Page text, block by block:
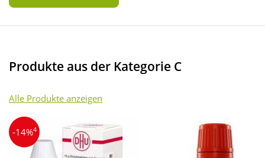
Produkte aus der Kategorie C
Alle Produkte anzeigen
-14%4